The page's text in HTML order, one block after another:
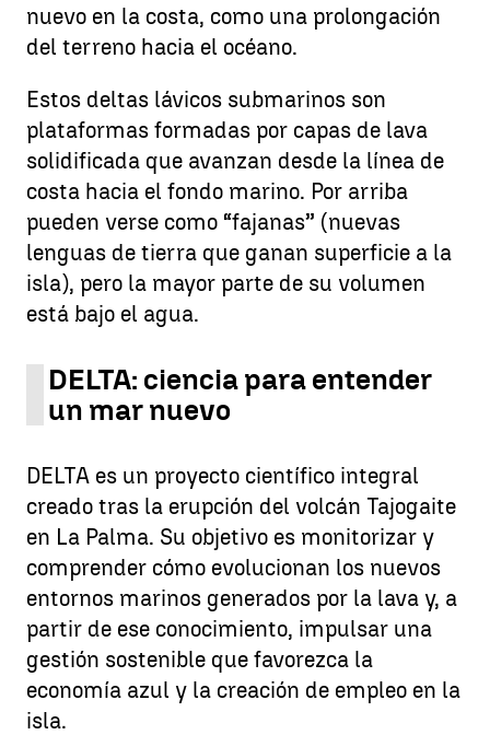
nuevo en la costa, como una prolongación
del terreno hacia el océano.
Estos deltas lávicos submarinos son
plataformas formadas por capas de lava
solidificada que avanzan desde la línea de
costa hacia el fondo marino. Por arriba
pueden verse como “fajanas” (nuevas
lenguas de tierra que ganan superficie a la
isla), pero la mayor parte de su volumen
está bajo el agua.
DELTA: ciencia para entender
un mar nuevo
DELTA es un proyecto científico integral
creado tras la erupción del volcán Tajogaite
en La Palma. Su objetivo es monitorizar y
comprender cómo evolucionan los nuevos
entornos marinos generados por la lava y, a
partir de ese conocimiento, impulsar una
gestión sostenible que favorezca la
economía azul y la creación de empleo en la
isla.